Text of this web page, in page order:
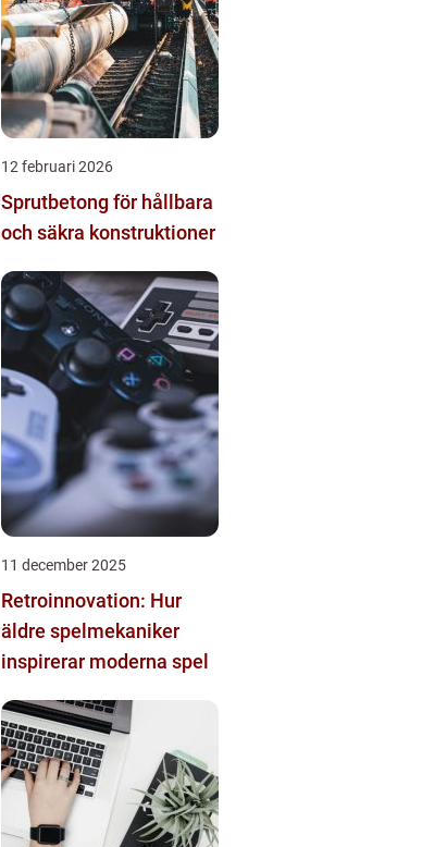
12 februari 2026
Sprutbetong för hållbara
och säkra konstruktioner
11 december 2025
Retroinnovation: Hur
äldre spelmekaniker
inspirerar moderna spel